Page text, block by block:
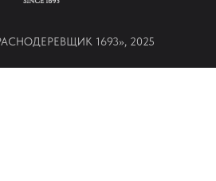
1693», 2025